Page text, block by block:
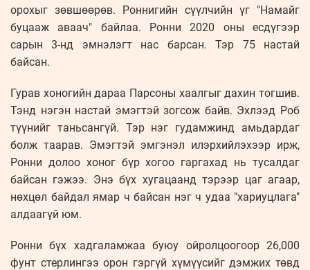
орохыг зөвшөөрөв. Роннигийн сүүлчийн үг "Намайг
буцааж аваач" байлаа. Ронни 2020 оны есдүгээр
сарын 3-нд эмнэлэгт нас барсан. Тэр 75 настай
байсан.
Гурав хоногийн дараа Парсоны хаалгыг дахин тогшив.
Тэнд нэгэн настай эмэгтэй зогсож байв. Эхлээд Роб
түүнийг таньсангүй. Тэр нэг гудамжинд амьдардаг
болж таарав. Эмэгтэй эмгэнэл илэрхийлэхээр ирж,
Ронни долоо хоног бүр хогоо гаргахад нь тусалдаг
байсан гэжээ. Энэ бүх хугацаанд тэрээр цаг агаар,
нөхцөл байдал ямар ч байсан нэг ч удаа "хариуцлага"
алдаагүй юм.
Ронни бүх хадгаламжаа буюу ойролцоогоор 26,000
фунт стерлингээ орон гэргүй хүмүүсийг дэмжих төвд